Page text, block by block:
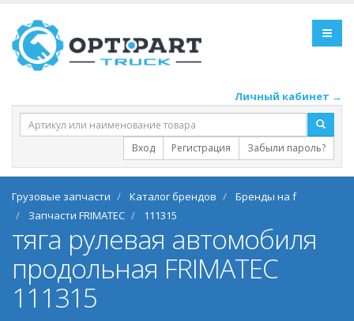
Личный кабинет →
Вход Регистрация Забыли пароль?
Грузовые запчасти Каталог брендов
Бренды на f
Запчасти FRIMATEC
111315
тяга рулевая автомобиля
продольная FRIMATEC
111315